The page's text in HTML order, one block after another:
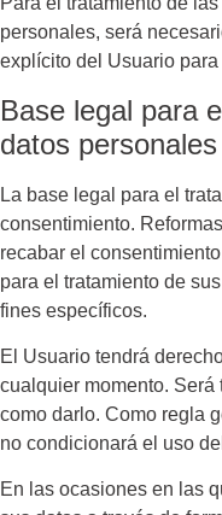
personales, será
explícito del Usuario
Base legal para
datos personales
La base legal para el
consentimiento.
recabar el
para el tratamiento de
fines específicos.
El Usuario tendrá
cualquier momento.
como darlo. Como regla
no condicionará el uso
En las ocasiones en las